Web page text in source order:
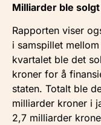
Milliarder ble
Rapporten viser
i samspillet
kvartalet ble det
kroner for å
staten. Totalt ble
milliarder kroner i
2,7 milliarder